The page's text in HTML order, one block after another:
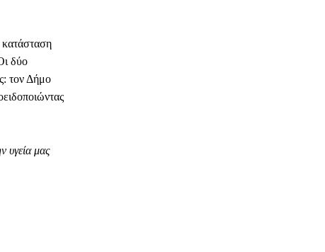
κατάσταση
δύο
τον Δήμο
υγεία μας